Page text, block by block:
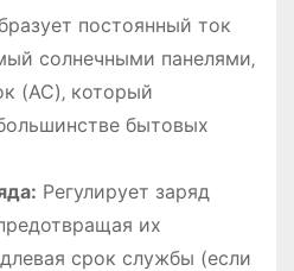
постоянный ток
солнечными панелями‚
(AC)‚ который
бытовых
Регулирует заряд
их
срок службы (если